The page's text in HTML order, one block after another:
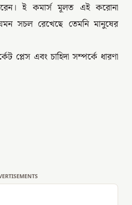
ই কমার্স মূলত এই করোনা
সচল রেখেছে তেমনি মানুষের
প্লেস এবং চাহিদা সম্পর্কে ধারণা